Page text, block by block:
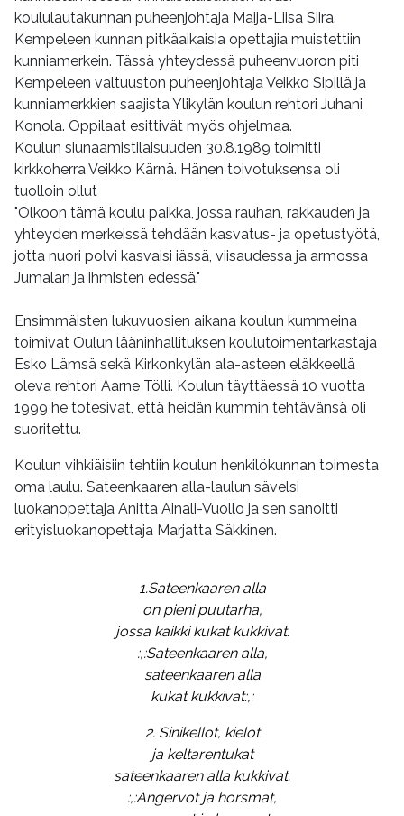
koululautakunnan puheenjohtaja Maija-Liisa Siira.
Kempeleen kunnan pitkäaikaisia opettajia muistettiin
kunniamerkein. Tässä yhteydessä puheenvuoron piti
Kempeleen valtuuston puheenjohtaja Veikko Sipillä ja
kunniamerkkien saajista Ylikylän koulun rehtori Juhani
Konola. Oppilaat esittivät myös ohjelmaa.
Koulun siunaamistilaisuuden 30.8.1989 toimitti
kirkkoherra Veikko Kärnä. Hänen toivotuksensa oli
tuolloin ollut
"Olkoon tämä koulu paikka, jossa rauhan, rakkauden ja
yhteyden merkeissä tehdään kasvatus- ja opetustyötä,
jotta nuori polvi kasvaisi iässä, viisaudessa ja armossa
Jumalan ja ihmisten edessä."
Ensimmäisten lukuvuosien aikana koulun kummeina
toimivat Oulun lääninhallituksen koulutoimentarkastaja
Esko Lämsä sekä Kirkonkylän ala-asteen eläkkeellä
oleva rehtori Aarne Tölli. Koulun täyttäessä 10 vuotta
1999 he totesivat, että heidän kummin tehtävänsä oli
suoritettu.
Koulun vihkiäisiin tehtiin koulun henkilökunnan toimesta
oma laulu. Sateenkaaren alla-laulun sävelsi
luokanopettaja Anitta Ainali-Vuollo ja sen sanoitti
erityisluokanopettaja Marjatta Säkkinen.
1.Sateenkaaren alla
on pieni puutarha,
jossa kaikki kukat kukkivat.
:,:Sateenkaaren alla,
sateenkaaren alla
kukat kukkivat:,:
2. Sinikellot, kielot
ja keltarentukat
sateenkaaren alla kukkivat.
:,:Angervot ja horsmat,